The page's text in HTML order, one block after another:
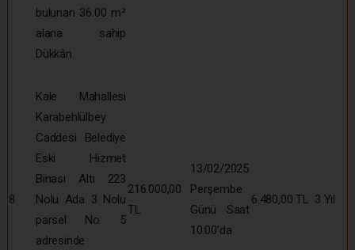
bulunan 36.00 m²
alana sahip
Dükkân
8
Kale Mahallesi
Karabehlülbey
Caddesi Belediye
Eski Hizmet
Binası Altı 223
Nolu Ada 3 Nolu
parsel No: 5
adresinde
216.000,00
TL
13/02/2025
Perşembe
Günü Saat
10:00’da
6.480,00 TL 3 Yıl